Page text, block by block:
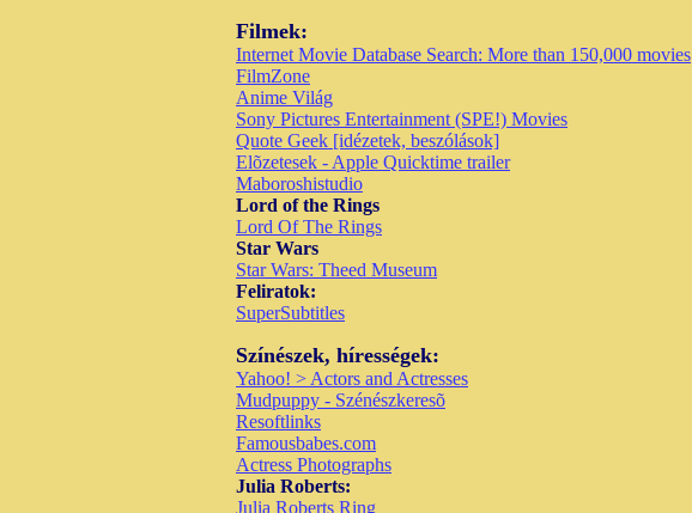
Filmek:
Internet Movie Database Search: More than 150,000 movies
FilmZone
Anime Világ
Sony Pictures Entertainment (SPE!) Movies
Quote Geek [idézetek, beszólások]
Elõzetesek - Apple Quicktime trailer
Maboroshistudio
Lord of the Rings
Lord Of The Rings
Star Wars
Star Wars: Theed Museum
Feliratok:
SuperSubtitles
Színészek, hírességek:
Yahoo! > Actors and Actresses
Mudpuppy - Szénészkeresõ
Resoftlinks
Famousbabes.com
Actress Photographs
Julia Roberts:
Julia Roberts Ring